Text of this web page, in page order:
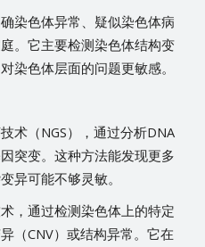
染色体异常、疑似染色体病
。它主要检测染色体结构变
染色体层面的问题更敏感。
术（NGS），通过分析DNA
突变。这种方法能发现更多
异可能不够灵敏。
，通过检测染色体上的特定
（CNV）或结构异常。它在